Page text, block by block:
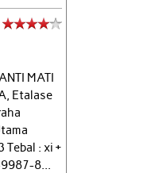
MATI
Etalase
: xi +
8...